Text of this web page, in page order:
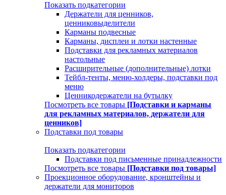
Показать подкатегории
Держатели для ценников,
ценниковыделители
Карманы подвесные
Карманы, дисплеи и лотки настенные
Подставки для рекламных материалов
настольные
Расширительные (дополнительные) лотки
Тейбл-тенты, меню-холдеры, подставки под
меню
Ценникодержатели на бутылку
Посмотреть все товары [Подставки и карманы
для рекламных материалов, держатели для
ценников]
Подставки под товары
Показать подкатегории
Подставки под письменные принадлежности
Посмотреть все товары [Подставки под товары]
Проекционное оборудование, кронштейны и
держатели для мониторов